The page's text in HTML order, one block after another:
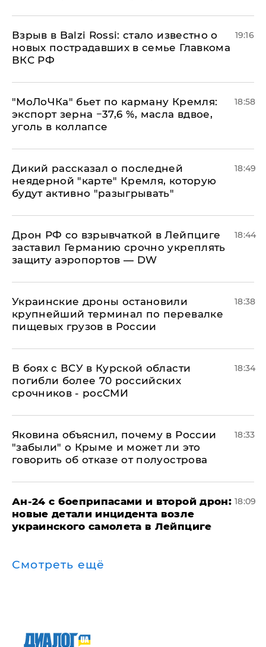
Взрыв в Balzi Rossi: стало известно о
новых пострадавших в семье Главкома
ВКС РФ
19:16
​"МоЛоЧКа" бьет по карману Кремля:
экспорт зерна −37,6 %, масла вдвое,
уголь в коллапсе
18:58
Дикий рассказал о последней
неядерной "карте" Кремля, которую
будут активно "разыгрывать"
18:49
​Дрон РФ со взрывчаткой в Лейпциге
заставил Германию срочно укреплять
защиту аэропортов — DW
18:44
Украинские дроны остановили
крупнейший терминал по перевалке
пищевых грузов в России
18:38
В боях с ВСУ в Курской области
погибли более 70 российских
срочников - росСМИ
18:34
Яковина объяснил, почему в России
"забыли" о Крыме и может ли это
говорить об отказе от полуострова
18:33
Ан-24 с боеприпасами и второй дрон:
новые детали инцидента возле
украинского самолета в Лейпциге
18:09
Смотреть ещё